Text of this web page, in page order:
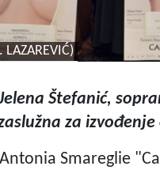
Štefanić,
za
Smareglie